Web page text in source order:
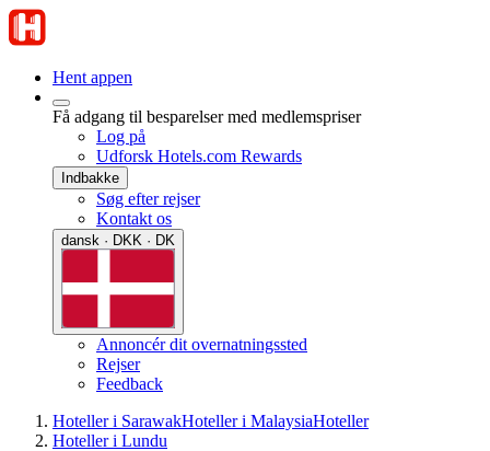
Hent appen
Få adgang til besparelser med medlemspriser
Log på
Udforsk Hotels.com Rewards
Indbakke
Søg efter rejser
Kontakt os
dansk · DKK · DK
Annoncér dit overnatningssted
Rejser
Feedback
Hoteller i SarawakHoteller i MalaysiaHoteller
Hoteller i Lundu